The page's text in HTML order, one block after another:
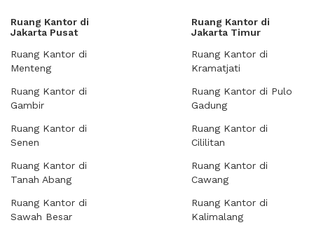
Ruang Kantor di
Jakarta Pusat
Ruang Kantor di
Menteng
Ruang Kantor di
Gambir
Ruang Kantor di
Senen
Ruang Kantor di
Tanah Abang
Ruang Kantor di
Sawah Besar
Ruang Kantor di
Jakarta Timur
Ruang Kantor di
Kramatjati
Ruang Kantor di Pulo
Gadung
Ruang Kantor di
Cililitan
Ruang Kantor di
Cawang
Ruang Kantor di
Kalimalang